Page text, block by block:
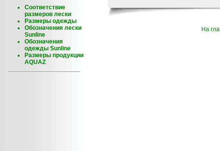
Соответствие
размеров лески
Размеры одежды
Обозначения лески
Sunline
Обозначения
одежды Sunline
Размеры продукции
AQUAZ
На